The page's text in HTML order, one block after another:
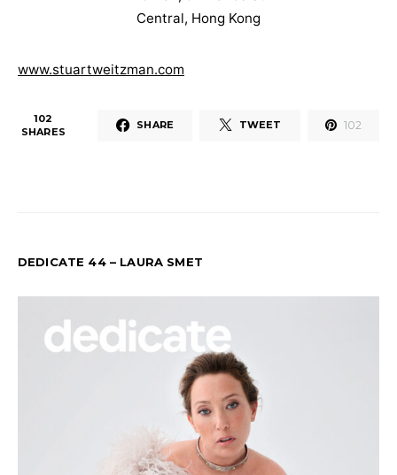
Central, Hong Kong
www.stuartweitzman.com
102
SHARES
SHARE TWEET 102
DEDICATE 44 – LAURA SMET